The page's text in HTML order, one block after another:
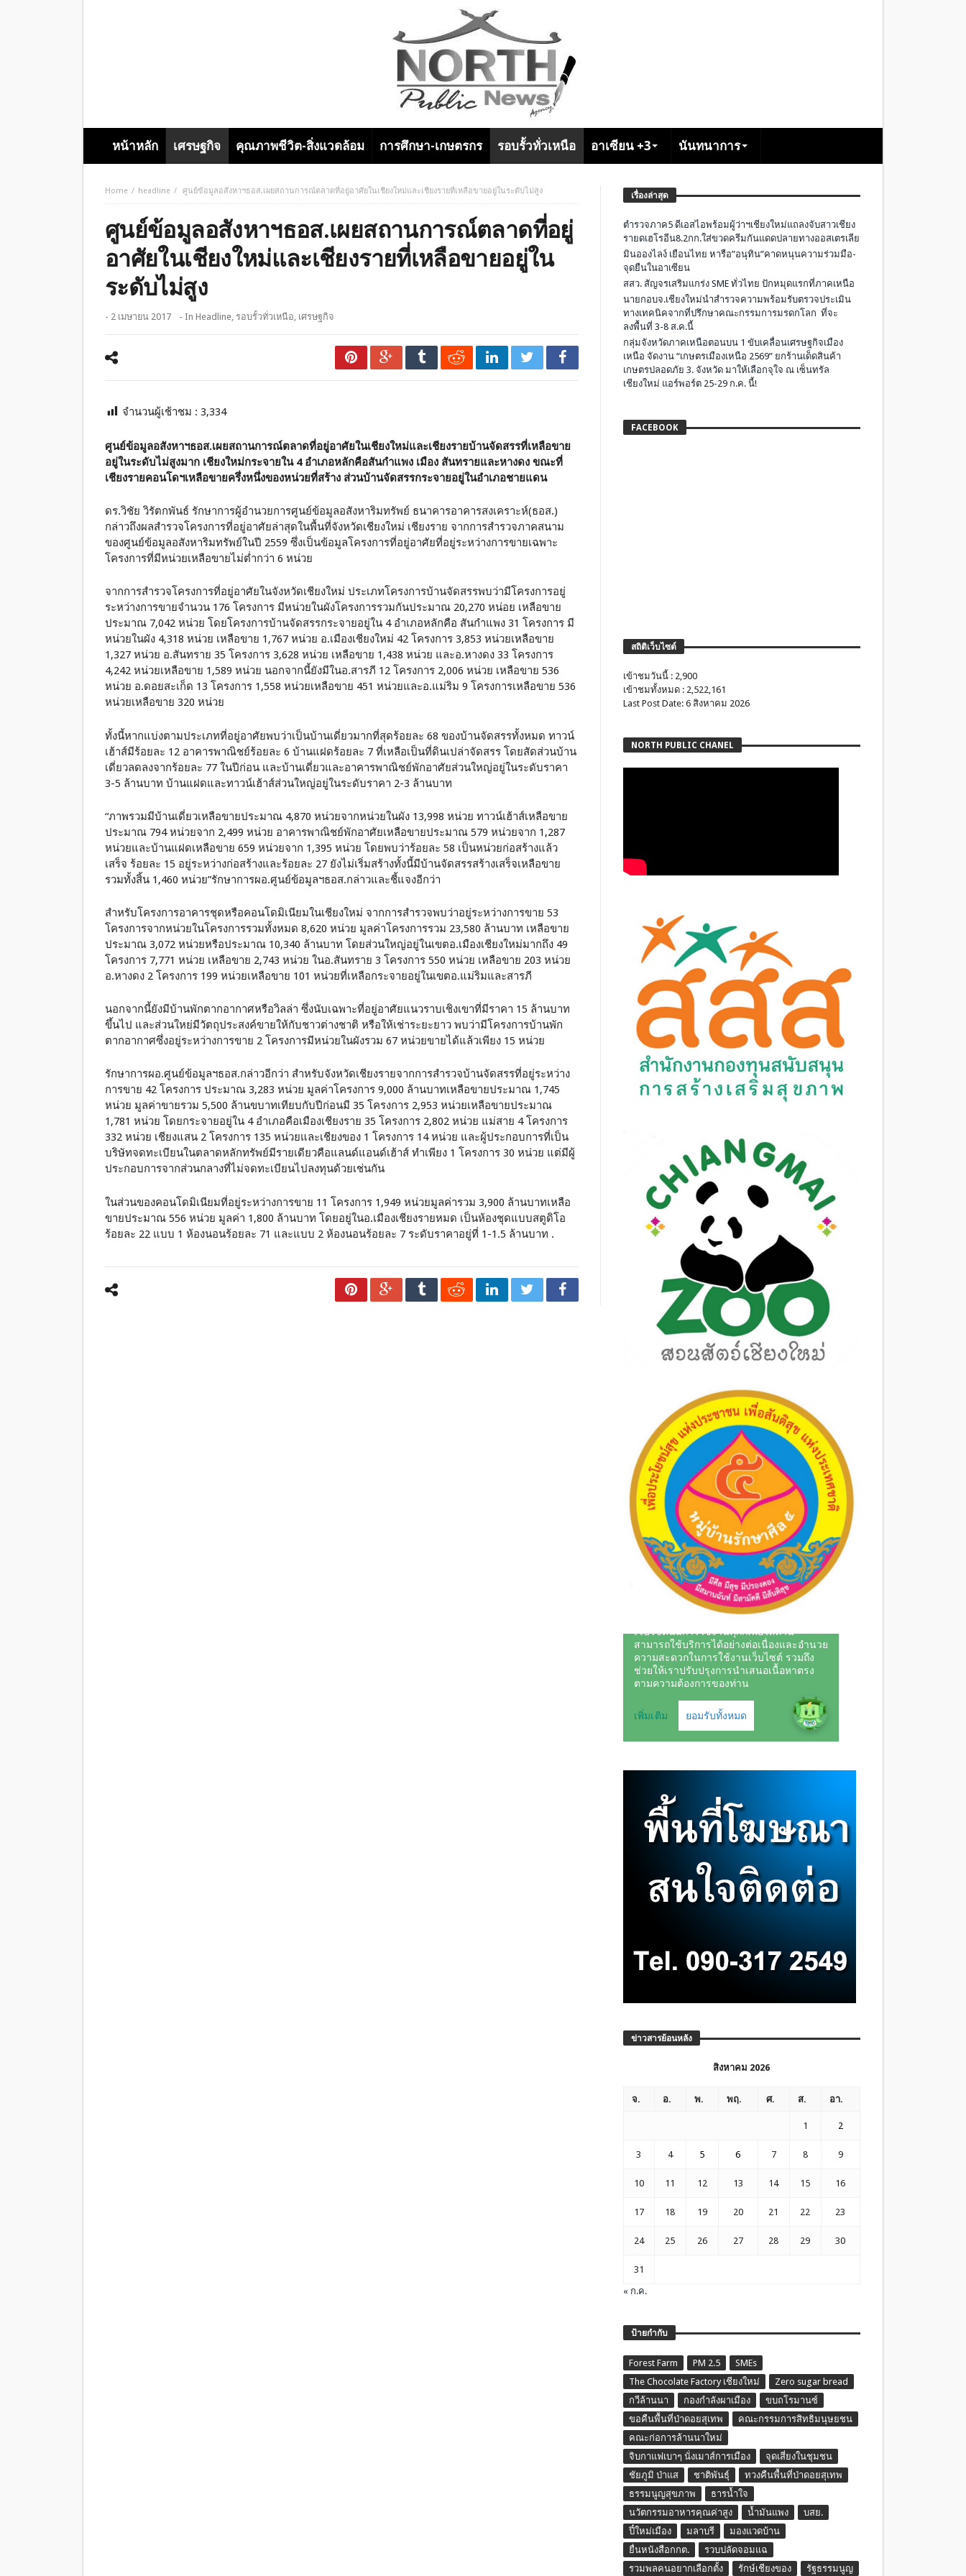
หน้าหลัก เศรษฐกิจ คุณภาพชีวิต-สิ่งแวดล้อม การศึกษา-เกษตรกร รอบรั้วทั่วเหนือ อาเซียน +3 นันทนาการ
Home headline ศูนย์ข้อมูลอสังหาฯธอส.เผยสถานการณ์ตลาดที่อยู่อาศัยในเชียงใหม่และเชียงรายที่เหลือขายอยู่ในระดับไม่สูง
ศูนย์ข้อมูลอสังหาฯธอส.เผยสถานการณ์ตลาดที่อยู่
อาศัยในเชียงใหม่และเชียงรายที่เหลือขายอยู่ใน
ระดับไม่สูง
- 2 เมษายน 2017 - In Headline, รอบรั้วทั่วเหนือ, เศรษฐกิจ
จำนวนผู้เช้าชม : 3,334
ศูนย์ข้อมูลอสังหาฯธอส.เผยสถานการณ์ตลาดที่อยู่อาศัยในเชียงใหม่และเชียงรายบ้านจัดสรรที่เหลือขาย
อยู่ในระดับไม่สูงมาก เชียงใหม่กระจายใน 4 อำเภอหลักคือสันกำแพง เมือง สันทรายและหางดง ขณะที่
เชียงรายคอนโดฯเหลือขายครึ่งหนึ่งของหน่วยที่สร้าง ส่วนบ้านจัดสรรกระจายอยู่ในอำเภอชายแดน
ดร.วิชัย วิรัตกพันธ์ รักษาการผู้อำนวยการศูนย์ข้อมูลอสังหาริมทรัพย์ ธนาคารอาคารสงเคราะห์(ธอส.)
กล่าวถึงผลสำรวจโครงการที่อยู่อาศัยล่าสุดในพื้นที่จังหวัดเชียงใหม่ เชียงราย จากการสำรวจภาคสนาม
ของศูนย์ข้อมูลอสังหาริมทรัพย์ในปี 2559 ซึ่งเป็นข้อมูลโครงการที่อยู่อาศัยที่อยู่ระหว่างการขายเฉพาะ
โครงการที่มีหน่วยเหลือขายไม่ต่ำกว่า 6 หน่วย
จากการสำรวจโครงการที่อยู่อาศัยในจังหวัดเชียงใหม่ ประเภทโครงการบ้านจัดสรรพบว่ามีโครงการอยู่
ระหว่างการขายจำนวน 176 โครงการ มีหน่วยในผังโครงการรวมกันประมาณ 20,270 หน่อย เหลือขาย
ประมาณ 7,042 หน่วย โดยโครงการบ้านจัดสรรกระจายอยู่ใน 4 อำเภอหลักคือ สันกำแพง 31 โครงการ มี
หน่วยในผัง 4,318 หน่วย เหลือขาย 1,767 หน่วย อ.เมืองเชียงใหม่ 42 โครงการ 3,853 หน่วยเหลือขาย
1,327 หน่วย อ.สันทราย 35 โครงการ 3,628 หน่วย เหลือขาย 1,438 หน่วย และอ.หางดง 33 โครงการ
4,242 หน่วยเหลือขาย 1,589 หน่วย นอกจากนี้ยังมีในอ.สารภี 12 โครงการ 2,006 หน่วย เหลือขาย 536
หน่วย อ.ดอยสะเก็ด 13 โครงการ 1,558 หน่วยเหลือขาย 451 หน่วยและอ.แม่ริม 9 โครงการเหลือขาย 536
หน่วยเหลือขาย 320 หน่วย
ทั้งนี้หากแบ่งตามประเภทที่อยู่อาศัยพบว่าเป็นบ้านเดี่ยวมากที่สุดร้อยละ 68 ของบ้านจัดสรรทั้งหมด ทาวน์
เฮ้าส์มีร้อยละ 12 อาคารพาณิชย์ร้อยละ 6 บ้านแฝดร้อยละ 7 ที่เหลือเป็นที่ดินเปล่าจัดสรร โดยสัดส่วนบ้าน
เดี่ยวลดลงจากร้อยละ 77 ในปีก่อน และบ้านเดี่ยวและอาคารพาณิชย์พักอาศัยส่วนใหญ่อยู่ในระดับราคา
3-5 ล้านบาท บ้านแฝดและทาวน์เฮ้าส์ส่วนใหญ่อยู่ในระดับราคา 2-3 ล้านบาท
“ภาพรวมมีบ้านเดี่ยวเหลือขายประมาณ 4,870 หน่วยจากหน่วยในผัง 13,998 หน่วย ทาวน์เฮ้าส์เหลือขาย
ประมาณ 794 หน่วยจาก 2,499 หน่วย อาคารพาณิชย์พักอาศัยเหลือขายประมาณ 579 หน่วยจาก 1,287
หน่วยและบ้านแฝดเหลือขาย 659 หน่วยจาก 1,395 หน่วย โดยพบว่าร้อยละ 58 เป็นหน่วยก่อสร้างแล้ว
เสร็จ ร้อยละ 15 อยู่ระหว่างก่อสร้างและร้อยละ 27 ยังไม่เริ่มสร้างทั้งนี้มีบ้านจัดสรรสร้างเสร็จเหลือขาย
รวมทั้งสิ้น 1,460 หน่วย”รักษาการผอ.ศูนย์ข้อมูลฯธอส.กล่าวและชี้แจงอีกว่า
สำหรับโครงการอาคารชุดหรือคอนโดมิเนียมในเชียงใหม่ จากการสำรวจพบว่าอยู่ระหว่างการขาย 53
โครงการจากหน่วยในโครงการรวมทั้งหมด 8,620 หน่วย มูลค่าโครงการรวม 23,580 ล้านบาท เหลือขาย
ประมาณ 3,072 หน่วยหรือประมาณ 10,340 ล้านบาท โดยส่วนใหญ่อยู่ในเขตอ.เมืองเชียงใหม่มากถึง 49
โครงการ 7,771 หน่วย เหลือขาย 2,743 หน่วย ในอ.สันทราย 3 โครงการ 550 หน่วย เหลือขาย 203 หน่วย
อ.หางดง 2 โครงการ 199 หน่วยเหลือขาย 101 หน่วยที่เหลือกระจายอยู่ในเขตอ.แม่ริมและสารภี
นอกจากนี้ยังมีบ้านพักตากอากาศหรือวิลล่า ซึ่งนับเฉพาะที่อยู่อาศัยแนวราบเชิงเขาที่มีราคา 15 ล้านบาท
ขึ้นไป และส่วนใหย่มีวัตถุประสงค์ขายให้กับชาวต่างชาติ หรือให้เช่าระยะยาว พบว่ามีโครงการบ้านพัก
ตากอากาศซึ่งอยู่ระหว่างการขาย 2 โครงการมีหน่วยในผังรวม 67 หน่วยขายได้แล้วเพียง 15 หน่วย
รักษาการผอ.ศูนย์ข้อมูลฯธอส.กล่าวอีกว่า สำหรับจังหวัดเชียงรายจากการสำรวจบ้านจัดสรรที่อยู่ระหว่าง
การขาย 42 โครงการ ประมาณ 3,283 หน่วย มูลค่าโครงการ 9,000 ล้านบาทเหลือขายประมาณ 1,745
หน่วย มูลค่าขายรวม 5,500 ล้านขบาทเทียบกับปีก่อนมี 35 โครงการ 2,953 หน่วยเหลือขายประมาณ
1,781 หน่วย โดยกระจายอยู่ใน 4 อำเภอคือเมืองเชียงราย 35 โครงการ 2,802 หน่วย แม่สาย 4 โครงการ
332 หน่วย เชียงแสน 2 โครงการ 135 หน่วยและเชียงของ 1 โครงการ 14 หน่วย และผู้ประกอบการที่เป็น
บริษัทจดทะเบียนในตลาดหลักทรัพย์มีรายเดียวคือแลนด์แอนด์เฮ้าส์ ทำเพียง 1 โครงการ 30 หน่วย แต่มีผู้
ประกอบการจากส่วนกลางที่ไม่จดทะเบียนไปลงทุนด้วยเช่นกัน
ในส่วนของคอนโดมิเนียมที่อยู่ระหว่างการขาย 11 โครงการ 1,949 หน่วยมูลค่ารวม 3,900 ล้านบาทเหลือ
ขายประมาณ 556 หน่วย มูลค่า 1,800 ล้านบาท โดยอยู่ในอ.เมืองเชียงรายหมด เป็นห้องชุดแบบสตูดิโอ
ร้อยละ 22 แบบ 1 ห้องนอนร้อยละ 71 และแบบ 2 ห้องนอนร้อยละ 7 ระดับราคาอยู่ที่ 1-1.5 ล้านบาท .
เรื่องล่าสุด
ตำรวจภาค5 ดีเอสไอพร้อมผู้ว่าฯเชียงใหม่แถลงจับสาวเชียง
รายดเฮโรอีน8.2กก.ใส่ขวดครีมกันแดดปลายทางออสเตรเลีย
มินอองไลง์ เยือนไทย หารือ”อนุทิน”คาดหนุนความร่วมมือ-
จุดยืนในอาเซียน
สสว. สัญจรเสริมแกร่ง SME ทั่วไทย ปักหมุดแรกที่ภาคเหนือ
นายกอบจ.เชียงใหม่นำสำรวจความพร้อมรับตรวจประเมิน
ทางเทคนิคจากที่ปรึกษาคณะกรรมการมรดกโลก ที่จะ
ลงพื้นที่ 3-8 ส.ค.นี้
กลุ่มจังหวัดภาคเหนือตอนบน 1 ขับเคลื่อนเศรษฐกิจเมือง
เหนือ จัดงาน “เกษตรเมืองเหนือ 2569” ยกร้านเด็ดสินค้า
เกษตรปลอดภัย 3. จังหวัด มาให้เลือกจุใจ ณ เซ็นทรัล
เชียงใหม่ แอร์พอร์ต 25-29 ก.ค. นี้!
FACEBOOK
สถิติเว็บไซต์
เข้าชมวันนี้ : 2,900
เข้าชมทั้งหมด : 2,522,161
Last Post Date: 6 สิงหาคม 2026
NORTH PUBLIC CHANEL
ข่าวสารย้อนหลัง
สิงหาคม 2026
จ. อ. พ. พฤ. ศ. ส. อา.
1 2
3 4 5 6 7 8 9
10 11 12 13 14 15 16
17 18 19 20 21 22 23
24 25 26 27 28 29 30
31
« ก.ค.
ป้ายกำกับ
Forest Farm PM 2.5
SMEs
The Chocolate Factory เชียงใหม่
Zero sugar bread
กวีล้านนา
กองกำลังผาเมือง
ขบถโรมานซ์
ขอคืนพื้นที่ป่าดอยสุเทพ
คณะกรรมการสิทธิมนุษยชน
คณะก่อการล้านนาใหม่
จิบกาแฟเบาๆ นั่งเมาส์การเมือง
จุดเสี่ยงในชุมชน
ชัยภูมิ ป่าแส
ชาติพันธุ์
ทวงคืนพื้นที่ป่าดอยสุเทพ
ธรรมนูญสุขภาพ
ธารน้ำใจ
นวัตกรรมอาหารคุณค่าสูง
น้ำมันแพง
บสย.
ปี๋ใหม่เมือง
มลาบรี
มองแวดบ้าน
ยื่นหนังสือกกต.
รวบปลัดจอมแฉ
รวมพลคนอยากเลือกตั้ง
รักษ์เชียงของ รัฐธรรมนูญ